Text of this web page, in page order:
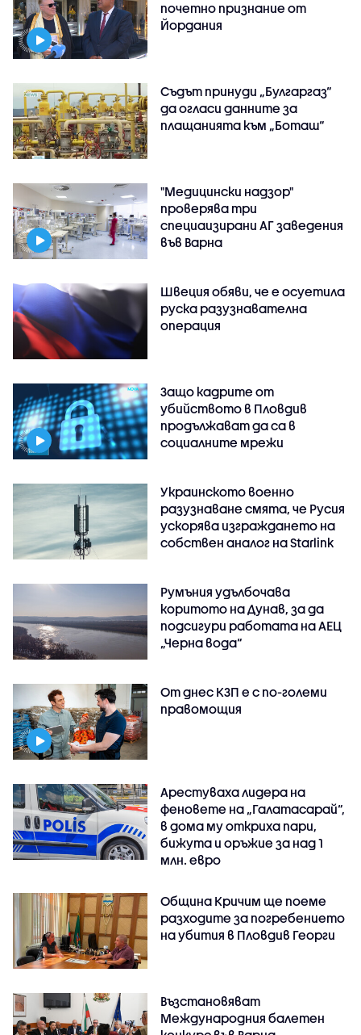
почетно признание от
Йордания
Съдът принуди „Булгаргаз“
да огласи данните за
плащанията към „Боташ“
"Медицински надзор"
проверява три
специаизирани АГ заведения
във Варнa
Швеция обяви, че е осуетила
руска разузнавателна
операция
Защо кадрите от
убийството в Пловдив
продължават да са в
социалните мрежи
Украинското военно
разузнаване смята, че Русия
ускорява изграждането на
собствен аналог на Starlink
Румъния удълбочава
коритото на Дунав, за да
подсигури работата на АЕЦ
„Черна вода“
От днес КЗП е с по-големи
правомощия
Арестуваха лидера на
феновете на „Галатасарай“,
в дома му откриха пари,
бижута и оръжие за над 1
млн. евро
Община Кричим ще поеме
разходите за погребението
на убития в Пловдив Георги
Възстановяват
Международния балетен